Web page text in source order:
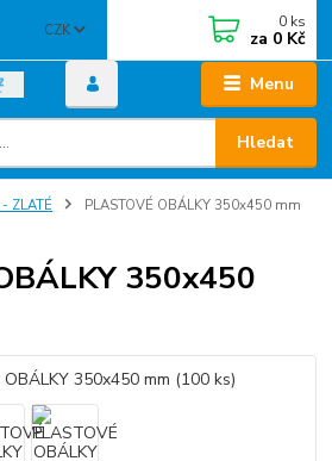
Menu
CZK
Hledat
0 ks
za 0 Kč
ZLATÉ
PLASTOVÉ OBÁLKY 350x450 mm
350x450